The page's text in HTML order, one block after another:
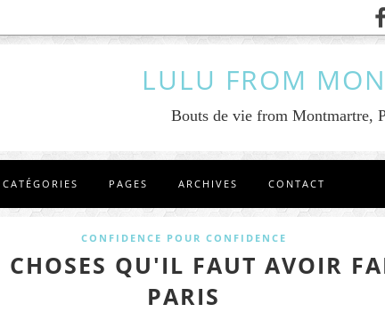
LULU FROM
Bouts de vie from Montmartre,
CATÉGORIES PAGES ARCHIVES CONTACT
CONFIDENCE POUR CONFIDENCE
CHOSES QU'IL FAUT AVOIR
PARIS